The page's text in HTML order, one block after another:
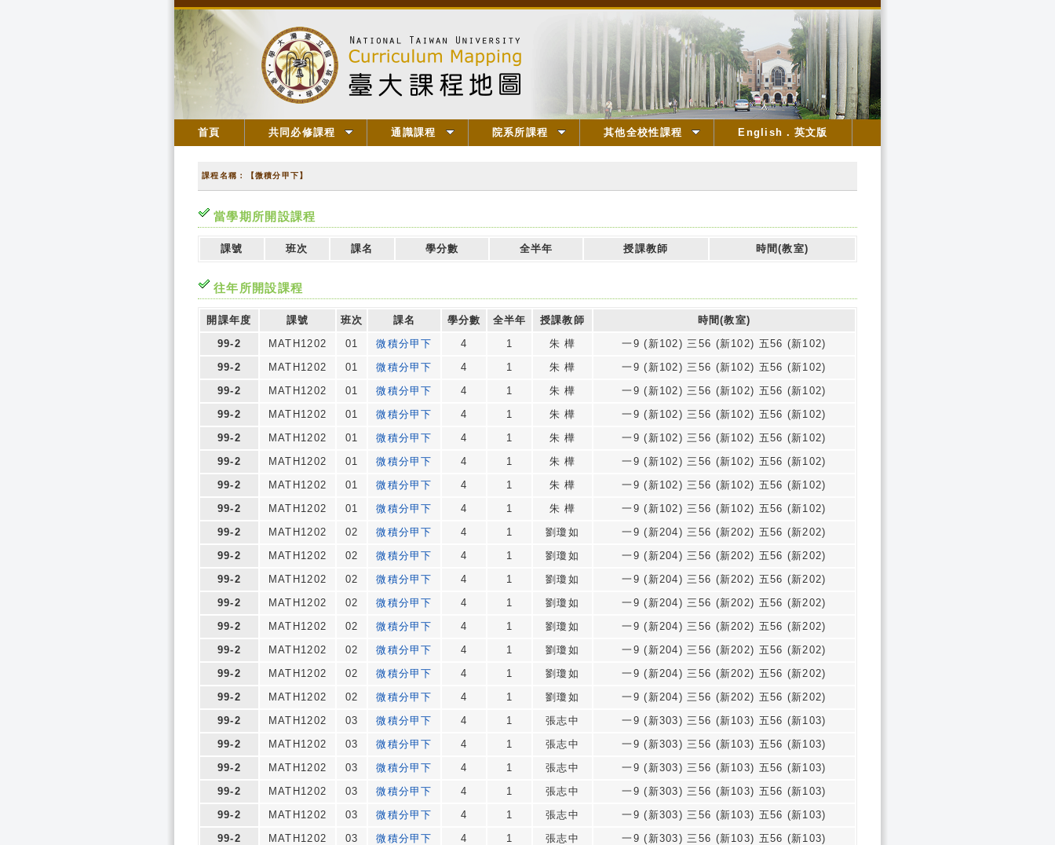
首頁 共同必修課程 通識課程 院系所課程 其他全校性課程 English．英文版
課程名稱：【微積分甲下】
當學期所開設課程
課號 班次 課名 學分數 全半年 授課教師 時間(教室)
往年所開設課程
開課年度 課號 班次 課名 學分數 全半年 授課教師
時間(教室)
99-2
MATH1202 01 微積分甲下 4 1 朱 樺
一9 (新102) 三56 (新102) 五56 (新102)
99-2
MATH1202 01 微積分甲下 4 1 朱 樺
一9 (新102) 三56 (新102) 五56 (新102)
99-2
MATH1202 01 微積分甲下 4 1 朱 樺
一9 (新102) 三56 (新102) 五56 (新102)
99-2
MATH1202 01 微積分甲下 4 1 朱 樺
一9 (新102) 三56 (新102) 五56 (新102)
99-2
MATH1202 01 微積分甲下 4 1 朱 樺
一9 (新102) 三56 (新102) 五56 (新102)
99-2
MATH1202 01 微積分甲下 4 1 朱 樺
一9 (新102) 三56 (新102) 五56 (新102)
99-2
MATH1202 01 微積分甲下 4 1 朱 樺
一9 (新102) 三56 (新102) 五56 (新102)
99-2
MATH1202 01 微積分甲下 4 1 朱 樺
一9 (新102) 三56 (新102) 五56 (新102)
99-2
MATH1202 02 微積分甲下 4 1 劉瓊如
一9 (新204) 三56 (新202) 五56 (新202)
99-2
MATH1202 02 微積分甲下 4 1 劉瓊如
一9 (新204) 三56 (新202) 五56 (新202)
99-2
MATH1202 02 微積分甲下 4 1 劉瓊如
一9 (新204) 三56 (新202) 五56 (新202)
99-2
MATH1202 02 微積分甲下 4 1 劉瓊如
一9 (新204) 三56 (新202) 五56 (新202)
99-2
MATH1202 02 微積分甲下 4 1 劉瓊如
一9 (新204) 三56 (新202) 五56 (新202)
99-2
MATH1202 02 微積分甲下 4 1 劉瓊如
一9 (新204) 三56 (新202) 五56 (新202)
99-2
MATH1202 02 微積分甲下 4 1 劉瓊如
一9 (新204) 三56 (新202) 五56 (新202)
99-2
MATH1202 02 微積分甲下 4 1 劉瓊如
一9 (新204) 三56 (新202) 五56 (新202)
99-2
MATH1202 03 微積分甲下 4 1 張志中
一9 (新303) 三56 (新103) 五56 (新103)
99-2
MATH1202 03 微積分甲下 4 1 張志中
一9 (新303) 三56 (新103) 五56 (新103)
99-2
MATH1202 03 微積分甲下 4 1 張志中
一9 (新303) 三56 (新103) 五56 (新103)
99-2
MATH1202 03 微積分甲下 4 1 張志中
一9 (新303) 三56 (新103) 五56 (新103)
99-2
MATH1202 03 微積分甲下 4 1 張志中
一9 (新303) 三56 (新103) 五56 (新103)
99-2
MATH1202 03 微積分甲下 4 1 張志中
一9 (新303) 三56 (新103) 五56 (新103)